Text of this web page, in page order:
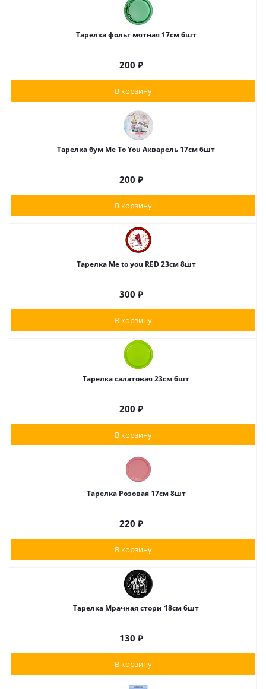
Тарелка фольг мятная 17см 6шт
200 ₽
В корзину
Тарелка бум Me To You Акварель 17см 6шт
200 ₽
В корзину
Тарелка Me to you RED 23см 8шт
300 ₽
В корзину
Тарелка салатовая 23см 6шт
200 ₽
В корзину
Тарелка Розовая 17см 8шт
220 ₽
В корзину
Тарелка Мрачная стори 18см 6шт
130 ₽
В корзину